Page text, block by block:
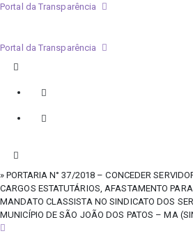
Portal da Transparência
Portal da Transparência
» PORTARIA N° 37/2018 – CONCEDER
CARGOS ESTATUTÁRIOS, AFASTAMENTO
MANDATO CLASSISTA NO SINDICATO DOS
MUNICÍPIO DE SÃO JOÃO DOS PATOS – MA